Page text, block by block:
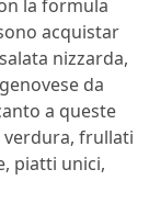
la formula
acquistar
nizzarda,
da
a queste
frullati
piatti unici,